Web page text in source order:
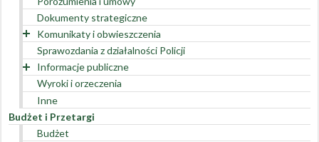
Dokumenty strategiczne
Komunikaty i obwieszczenia
Wykaz zgromadzeń publicznych
Pozostałe
Sprawozdania z działalności Policji
Informacje publiczne
Interpretacje
Decyzje
Wyroki i orzeczenia
Inne
Budżet i Przetargi
Budżet